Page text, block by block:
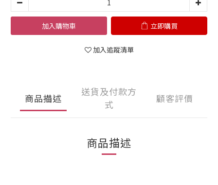
加入購物車 立即購買
加入追蹤清單
商品描述
送貨及付款方
式
顧客評價
商品描述